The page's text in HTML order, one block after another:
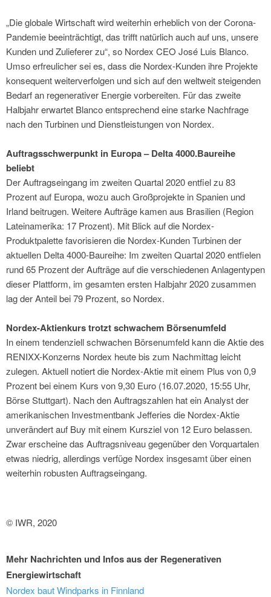
„Die globale Wirtschaft wird weiterhin erheblich von der Corona-
Pandemie beeinträchtigt, das trifft natürlich auch auf uns, unsere
Kunden und Zulieferer zu“, so Nordex CEO José Luis Blanco.
Umso erfreulicher sei es, dass die Nordex-Kunden ihre Projekte
konsequent weiterverfolgen und sich auf den weltweit steigenden
Bedarf an regenerativer Energie vorbereiten. Für das zweite
Halbjahr erwartet Blanco entsprechend eine starke Nachfrage
nach den Turbinen und Dienstleistungen von Nordex.
Auftragsschwerpunkt in Europa – Delta 4000.Baureihe
beliebt
Der Auftragseingang im zweiten Quartal 2020 entfiel zu 83
Prozent auf Europa, wozu auch Großprojekte in Spanien und
Irland beitrugen. Weitere Aufträge kamen aus Brasilien (Region
Lateinamerika: 17 Prozent). Mit Blick auf die Nordex-
Produktpalette favorisieren die Nordex-Kunden Turbinen der
aktuellen Delta 4000-Baureihe: Im zweiten Quartal 2020 entfielen
rund 65 Prozent der Aufträge auf die verschiedenen Anlagentypen
dieser Plattform, im gesamten ersten Halbjahr 2020 zusammen
lag der Anteil bei 79 Prozent, so Nordex.
Nordex-Aktienkurs trotzt schwachem Börsenumfeld
In einem tendenziell schwachen Börsenumfeld kann die Aktie des
RENIXX-Konzerns Nordex heute bis zum Nachmittag leicht
zulegen. Aktuell notiert die Nordex-Aktie mit einem Plus von 0,9
Prozent bei einem Kurs von 9,30 Euro (16.07.2020, 15:55 Uhr,
Börse Stuttgart). Nach den Auftragszahlen hat ein Analyst der
amerikanischen Investmentbank Jefferies die Nordex-Aktie
unverändert auf Buy mit einem Kursziel von 12 Euro belassen.
Zwar erscheine das Auftragsniveau gegenüber den Vorquartalen
etwas niedrig, allerdings verfüge Nordex insgesamt über einen
weiterhin robusten Auftragseingang.
© IWR, 2020
Mehr Nachrichten und Infos aus der Regenerativen
Energiewirtschaft
Nordex baut Windparks in Finnland